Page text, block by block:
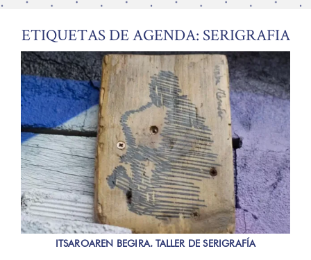
ETIQUETAS DE AGENDA: SERIGRAFIA
ITSAROAREN BEGIRA. TALLER DE SERIGRAFÍA